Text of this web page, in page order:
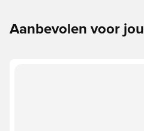
Aanbevolen voor jou